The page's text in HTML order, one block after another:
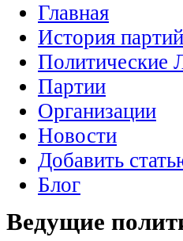
Главная
История партий
Политические
Партии
Организации
Новости
Добавить
Блог
Ведущие